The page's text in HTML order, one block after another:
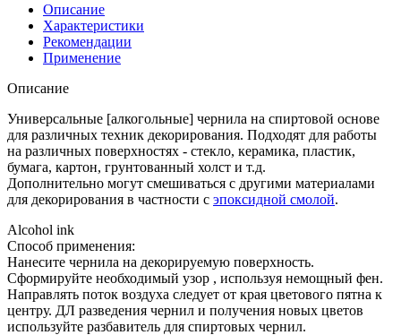
Описание
Характеристики
Рекомендации
Применение
Описание
Универсальные [алкогольные] чернила на спиртовой основе
для различных техник декорирования. Подходят для работы
на различных поверхностях - стекло, керамика, пластик,
бумага, картон, грунтованный холст и т.д.
Дополнительно могут смешиваться с другими материалами
для декорирования в частности с эпоксидной смолой.
Alcohol ink
Способ применения:
Нанесите чернила на декорируемую поверхность.
Сформируйте необходимый узор , используя немощный фен.
Направлять поток воздуха следует от края цветового пятна к
центру. ДЛ разведения чернил и получения новых цветов
используйте разбавитель для спиртовых чернил.